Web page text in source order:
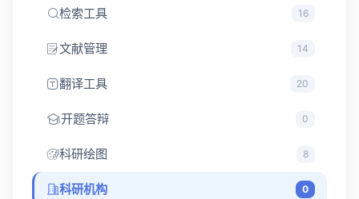
检索工具 16
文献管理 14
翻译工具 20
开题答辩 0
科研绘图 8
科研机构 0